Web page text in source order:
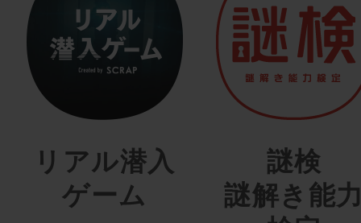
リアル潜入
ゲーム
謎検
謎解き能